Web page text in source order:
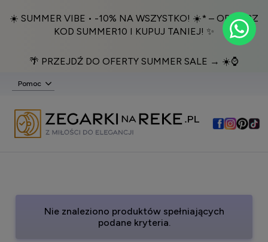
☀️ SUMMER VIBE • -10% NA WSZYSTKO! ☀️* – ODBIERZ
KOD SUMMER10 I KUPUJ TANIEJ! ✨
🌴 PRZEJDŹ DO OFERTY SUMMER SALE → ☀️⌚️
Pomoc
Nie znaleziono produktów spełniających
podane kryteria.